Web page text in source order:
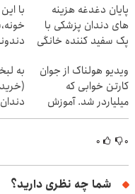
پایان دغدغه هزینه
های دندان پزشکی با
پک سفید کننده خانگی
با
ویدیو هولناک از جوان
کارتن خوابی که
میلیاردر شد. آموزش
رایگان
به
دندان
۰ ۰
شما چه نظری دارید؟